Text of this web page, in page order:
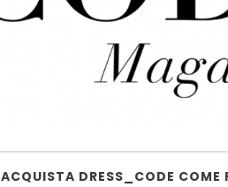
ACQUISTA DRESS_CODE COME